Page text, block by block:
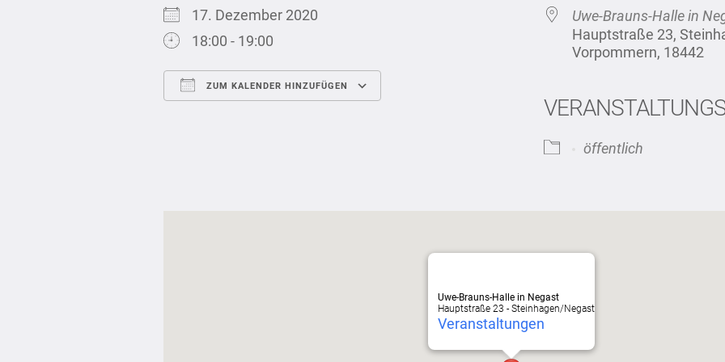
17. Dezember 2020
18:00 - 19:00
ZUM KALENDER HINZUFÜGEN
iCalendar
Uwe-Brauns-Halle in
Hauptstraße 23,
Vorpommern, 18442
öffentlich
Uwe-Brauns-Halle in Negast
Hauptstraße 23 - Steinhagen/Negast
Veranstaltungen